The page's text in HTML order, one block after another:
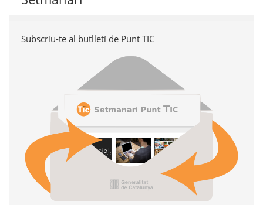
Subscriu-te al butlletí de Punt TIC